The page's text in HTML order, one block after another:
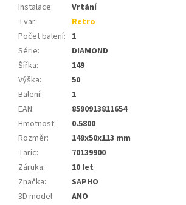
Instalace:
Vrtání
Tvar:
Retro
Počet balení: 1
Série:
DIAMOND
Šířka:
149
Výška:
50
Balení:
1
EAN:
8590913811654
Hmotnost:
0.5800
Rozměr:
149x50x113 mm
Taric:
70139900
Záruka:
10 let
Značka:
SAPHO
3D model: ANO